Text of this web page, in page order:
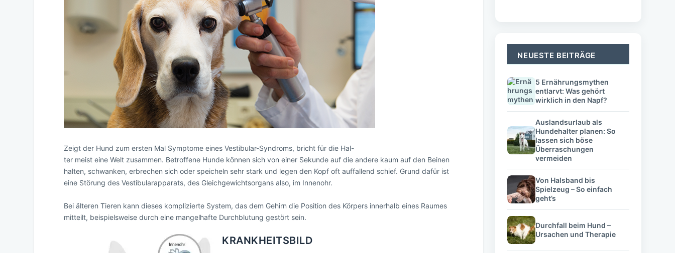
Zeigt der Hund zum ersten Mal Symptome eines Vestibular-Syndroms, bricht für die Hal-
ter meist eine Welt zusammen. Betroffene Hunde können sich von einer Sekunde auf die andere kaum auf den Beinen
halten, schwanken, erbrechen sich oder speicheln sehr stark und legen den Kopf oft auffallend schief. Grund dafür ist
eine Störung des Vestibularapparats, des Gleichgewichtsorgans also, im Innenohr.
Bei älteren Tieren kann dieses komplizierte System, das dem Gehirn die Position des Körpers innerhalb eines Raumes
mitteilt, beispielsweise durch eine mangelhafte Durchblutung gestört sein.
KRANKHEITSBILD
NEUESTE BEITRÄGE
5 Ernährungsmythen
entlarvt: Was gehört
wirklich in den Napf?
Auslandsurlaub als
Hundehalter planen: So
lassen sich böse
Überraschungen
vermeiden
Von Halsband bis
Spielzeug – So einfach
geht’s
Durchfall beim Hund –
Ursachen und Therapie